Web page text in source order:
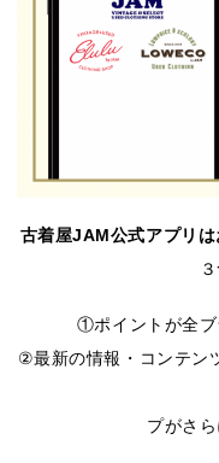
古着屋JAM公式アプリは
①ポイントが全ブ
②最新の情報・コ
③オン
プがさ